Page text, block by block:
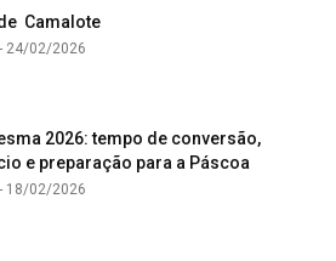
Camalote
24/02/2026
2026: tempo de conversão,
e preparação para a Páscoa
18/02/2026